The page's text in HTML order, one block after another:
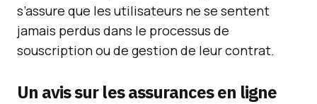
s’assure que les utilisateurs ne se sentent
jamais perdus dans le processus de
souscription ou de gestion de leur contrat.
Un avis sur les assurances en ligne